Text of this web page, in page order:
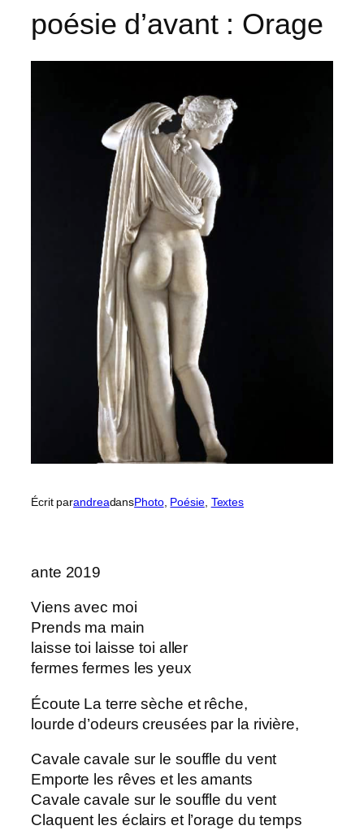
poésie d’avant : Orage
Écrit parandreadansPhoto, Poésie, Textes
ante 2019
Viens avec moi
Prends ma main
laisse toi laisse toi aller
fermes fermes les yeux
Écoute La terre sèche et rêche,
lourde d’odeurs creusées par la rivière,
Cavale cavale sur le souffle du vent
Emporte les rêves et les amants
Cavale cavale sur le souffle du vent
Claquent les éclairs et l’orage du temps